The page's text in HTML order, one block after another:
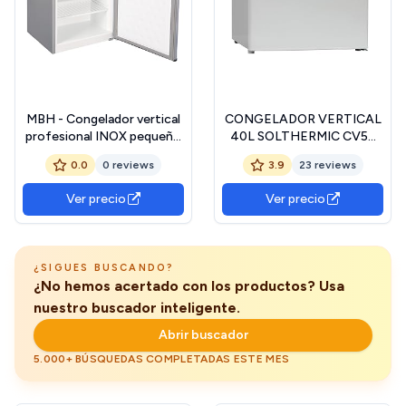
MBH - Congelador vertical
profesional INOX pequeño
con 3 cajones de 112 litros
para hostelería. Armario
congelador industrial
540x600x870 mm para
restaurante.
0.0 0 reviews
Ver precio
CONGELADOR VERTICAL
40L SOLTHERMIC CV50
COLOR BLANCO (GRAN
CAPACIDAD, BAJO
CONSUMO)
3.9 23 reviews
Ver precio
¿SIGUES BUSCANDO?
¿No hemos acertado con los productos? Usa
nuestro buscador inteligente.
Abrir buscador
5.000+ BÚSQUEDAS COMPLETADAS ESTE MES